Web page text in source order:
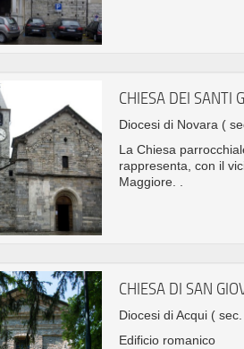
CHIESA DEI SANTI
Diocesi di Novara (
La Chiesa
rappresenta, con il
Maggiore. .
CHIESA DI SAN
Diocesi di Acqui (
Edificio romanico